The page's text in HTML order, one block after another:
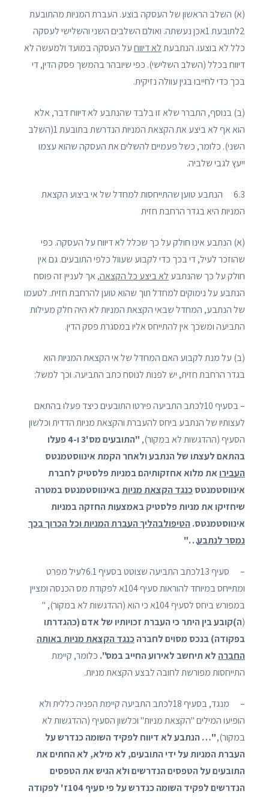
(א) השלב הראשון של העסקה בוצע. העברת המניות מהתובעת
2לתובעת 1אכן נעשתה. ואולם השלבים השני והשלישי לעסקה
כלל לא בוצעו. הנתבעתלא דיווחעל העסקה במועד ולמעשה לא
דיווח בכלל (השלב השלישי). כפי שיובהר בהמשך פסק הדין, די
בכך כדי לחייבו בגין עוולה נזיקית.
(ב) בנוסף, התברר שלא זו בלבד שהנתבע לא דיווח דבר, אלא
הוא אף לא ביצע את הקצאת המניות הנדרשת בתובעת 1(השלב
השני). כלומר, כשל פעמיים להשלים את העסקה שהוא עצמו
ייעץ לגבי שלביה.
6.3 הנתבע טוען שהתייחסות למחדל של אי ביצוע הקצאת
המניות היא בגדר הרחבת חזית
(א) הנתבע אינו חולק על כך שכלל לא דיווח על העסקה. כפי
שהוזכר לעיל, די בכך כדי לקבוע שעוול כלפי התובעים. גם אין
חולק על כך שהנתבע לא ביצע כל הקצאה, אך לעניין זה פוסח
הנתבע על נימוקים למחדל תוך שהוא טוען להרחבת חזית. לטעמו
של הנתבע, המחדל שבאי הקצאת המניות לא היה חלק מעילות
התביעה ומשכך אין להתייחס אליו במסגרת פסק הדין.
(ב) על מנת לקבוע האם המחדל של אי הקצאת המניות הוא
בגדר הרחבת חזית, יש לפנות לנוסח כתב התביעה. וכך למשל:
– בסעיף 10לכתב התביעה פירטו התובעים כיצד פעלו בהתאם
לעצותיו של הנתבע ביחס להעברת והקצאת מניות הדדית וכלשון
הסעיף (ההדגשות לא במקור),
"התובעים מס'3 ו-4 פעלו
בהתאם לעצתו של הנתבע ולאחר הקמת אינווסטמנטס
העבירו את מלוא אחזקותיהם במניות פלסטיק לחברת
אינווסטמנטסכנגד הקצאת מניותבאינווסטמנטס במטרה
שיחזיקו את מניות פלסטיק באמצעות החזקה במניות
אינווסטמנטס.הטיפולבהליך העברת המניות וכל הכרוך בכך
נמסר לנתבע…"
– סעיף 13לכתב התביעה שצוטט בסעיף 6.1לעיל מפרט
ומתייחס במיוחד להוראות סעיף 104א לפקודת מס הכנסה ומציין
במפורש ביחס לסעיף 104א כי הוא (ההדגשות לא במקור), "
(ה)קובע בין היתר כי העברת זכויותיו של אדם (כהגדרתו
בפקודה) בנכס מסוים לחברהכנגד הקצאת מניות באותה
החברה לא תיחשב לאירוע החייב במס". כלומר, קיימת
התייחסות מפורשת לחובה לבצע הקצאת מניות.
– מנגד, בסעיף 18לכתב התביעה קיימת הפניה כללית ולא
הופיעו המילים "הקצאת מניות" וכלשון הסעיף (ההדגשות לא
במקור),"… הנתבע לא דיווח לפקיד השומה כנדרש על
העברת המניות על ידי התובעים, לא מילא, לא החתים את
התובעים על הטפסים הנדרשים ולא הגיש את הטפסים
הנדרשים לפקיד השומה כנדרש על פי סעיף 104ז' לפקודה